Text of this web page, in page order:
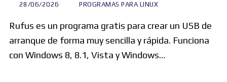
28/06/2026 PROGRAMAS PARA LINUX
Rufus es un programa gratis para crear un USB de
arranque de forma muy sencilla y rápida. Funciona
con Windows 8, 8.1, Vista y Windows…